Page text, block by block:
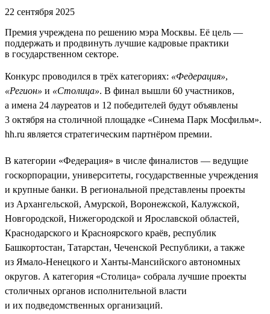
22 сентября 2025
Премия учреждена по решению мэра Москвы. Её цель —
поддержать и продвинуть лучшие кадровые практики
в государственном секторе.
Конкурс проводился в трёх категориях: «Федерация»,
«Регион» и «Столица». В финал вышли 60 участников,
а имена 24 лауреатов и 12 победителей будут объявлены
3 октября на столичной площадке «Синема Парк Мосфильм».
hh.ru является стратегическим партнёром премии.
В категории «Федерация» в числе финалистов — ведущие
госкорпорации, университеты, государственные учреждения
и крупные банки. В региональной представлены проекты
из Архангельской, Амурской, Воронежской, Калужской,
Новгородской, Нижегородской и Ярославской областей,
Краснодарского и Красноярского краёв, республик
Башкортостан, Татарстан, Чеченской Республики, а также
из Ямало-Ненецкого и Ханты-Мансийского автономных
округов. А категория «Столица» собрала лучшие проекты
столичных органов исполнительной власти
и их подведомственных организаций.